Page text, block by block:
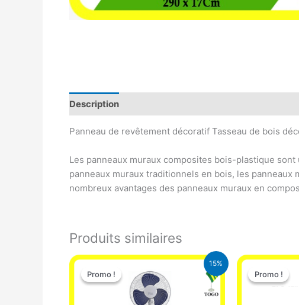
Description
Panneau de revêtement décoratif Tasseau de bois
Les panneaux muraux composites bois-plastique
panneaux muraux traditionnels en bois, les
nombreux avantages des panneaux muraux en
Produits similaires
15%
Promo !
Promo !
Le
initial
était :
10.000 CFA.
Le
actuel
est :
8.500 CFA.
Promo !
Promo !
Le
initial